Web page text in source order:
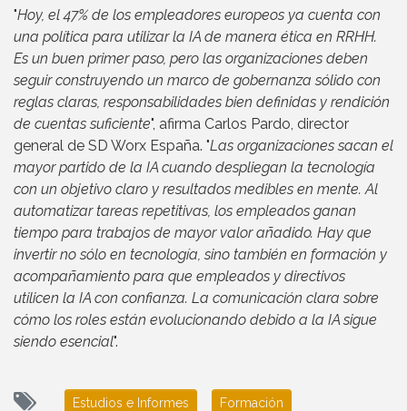
"Hoy, el 47% de los empleadores europeos ya cuenta con
una política para utilizar la IA de manera ética en RRHH.
Es un buen primer paso, pero las organizaciones deben
seguir construyendo un marco de gobernanza sólido con
reglas claras, responsabilidades bien definidas y rendición
de cuentas suficiente", afirma Carlos Pardo, director
general de SD Worx España. "Las organizaciones sacan el
mayor partido de la IA cuando despliegan la tecnología
con un objetivo claro y resultados medibles en mente. Al
automatizar tareas repetitivas, los empleados ganan
tiempo para trabajos de mayor valor añadido. Hay que
invertir no sólo en tecnología, sino también en formación y
acompañamiento para que empleados y directivos
utilicen la IA con confianza. La comunicación clara sobre
cómo los roles están evolucionando debido a la IA sigue
siendo esencial".
Estudios e Informes Formación